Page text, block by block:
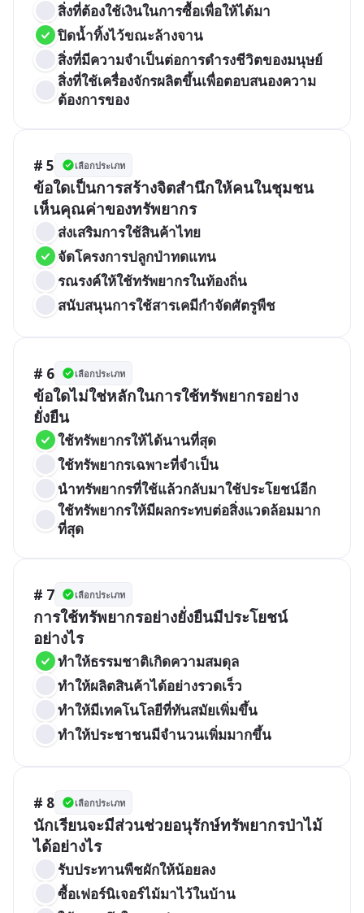
สิ่งที่ต้องใช้เงินในการซื้อเพื่อให้ได้มา
ปิดน้ำทิ้งไว้ขณะล้างจาน
สิ่งที่มีความจำเป็นต่อการดำรงชีวิตของมนุษย์
สิ่งที่ใช้เครื่องจักรผลิตขึ้นเพื่อตอบสนองความ
ต้องการของ
# 5 เลือกประเภท
ข้อใดเป็นการสร้างจิตสำนึกให้คนในชุมชน
เห็นคุณค่าของทรัพยากร
ส่งเสริมการใช้สินค้าไทย
จัดโครงการปลูกป่าทดแทน
รณรงค์ให้ใช้ทรัพยากรในท้องถิ่น
สนับสนุนการใช้สารเคมีกำจัดศัตรูพืช
# 6 เลือกประเภท
ข้อใดไม่ใช่หลักในการใช้ทรัพยากรอย่าง
ยั่งยืน
ใช้ทรัพยากรให้ได้นานที่สุด
ใช้ทรัพยากรเฉพาะที่จำเป็น
นำทรัพยากรที่ใช้แล้วกลับมาใช้ประโยชน์อีก
ใช้ทรัพยากรให้มีผลกระทบต่อสิ่งแวดล้อมมาก
ที่สุด
# 7 เลือกประเภท
การใช้ทรัพยากรอย่างยั่งยืนมีประโยชน์
อย่างไร
ทำให้ธรรมชาติเกิดความสมดุล
ทำให้ผลิตสินค้าได้อย่างรวดเร็ว
ทำให้มีเทคโนโลยีที่ทันสมัยเพิ่มขึ้น
ทำให้ประชาชนมีจำนวนเพิ่มมากขึ้น
# 8 เลือกประเภท
นักเรียนจะมีส่วนช่วยอนุรักษ์ทรัพยากรป่าไม้
ได้อย่างไร
รับประทานพืชผักให้น้อยลง
ซื้อเฟอร์นิเจอร์ไม้มาไว้ในบ้าน